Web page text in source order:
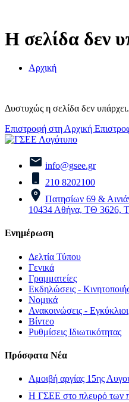
Η σελίδα δεν
Αρχική
Δυστυχώς η σελίδα δεν υπάρχει.
Επιστροφή στη Αρχική
info@gsee.gr
210 8202100
Πατησίων 69 &
10434 Αθήνα, ΤΘ 3626,
Ενημέρωση
Δελτία Τύπου
Γενικά
Γραμματείες
Εκδηλώσεις -
Νομικά
Ανακοινώσεις - Εγκύκλιοι
Βίντεο
Ρυθμίσεις Ιδιωτικότητας
Πρόσφατα Νέα
Αμοιβή αργίας 15ης
H ΓΣΕΕ στο πλευρό των